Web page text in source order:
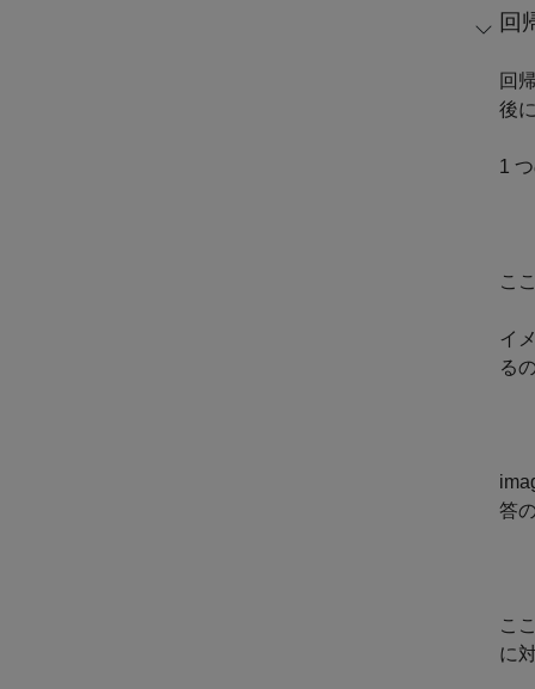
回
回
後
1
こ
イ
る
答
こ
に